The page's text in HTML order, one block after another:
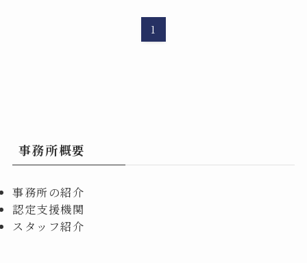
1
事務所概要
事務所の紹介
認定支援機関
スタッフ紹介